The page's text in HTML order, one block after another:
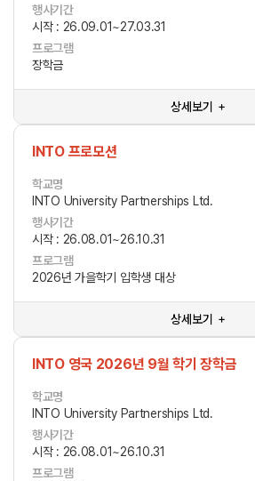
행사기간
시작 : 26.09.01~27.03.31
프로그램
장학금
상세보기 ＋
INTO 프로모션
학교명
INTO University Partnerships Ltd.
행사기간
시작 : 26.08.01~26.10.31
프로그램
2026년 가을학기 입학생 대상
상세보기 ＋
INTO 영국 2026년 9월 학기 장학금
학교명
INTO University Partnerships Ltd.
행사기간
시작 : 26.08.01~26.10.31
프로그램